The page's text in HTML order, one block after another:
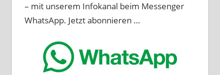
– mit unserem Infokanal beim Messenger
WhatsApp. Jetzt abonnieren …